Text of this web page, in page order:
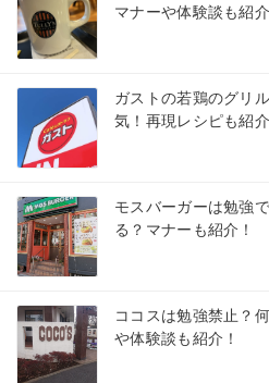
マナーや体験談も紹介
ガストの若鶏のグリ
気！再現レシピも紹介
モスバーガーは勉強
る？マナーも紹介！
ココスは勉強禁止？
や体験談も紹介！